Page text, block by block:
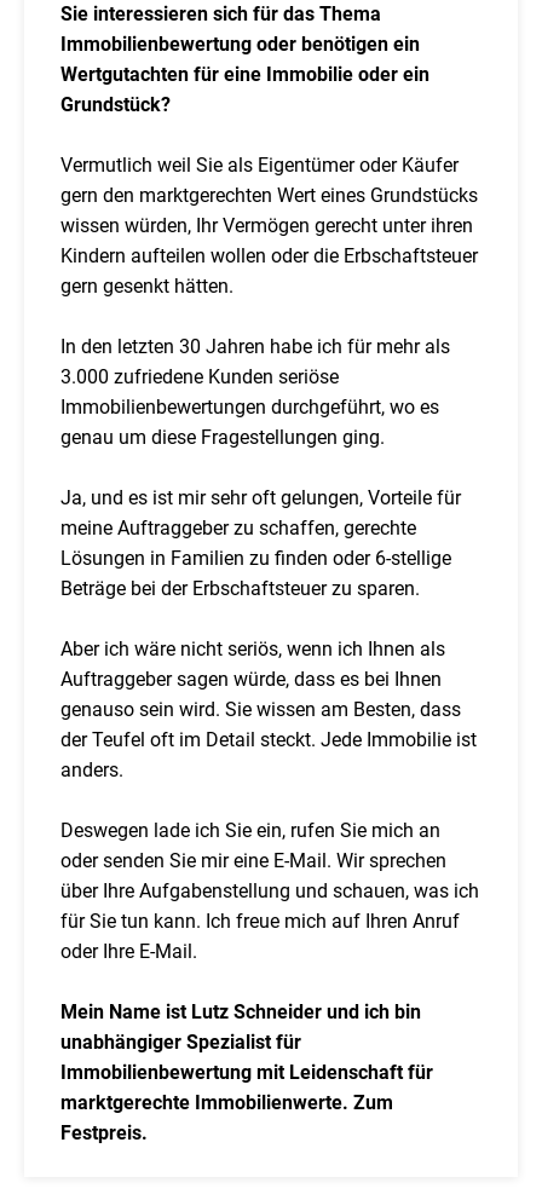
Sie interessieren sich für das Thema
Immobilienbewertung oder benötigen ein
Wertgutachten für eine Immobilie oder ein
Grundstück?
Vermutlich weil Sie als Eigentümer oder Käufer
gern den marktgerechten Wert eines Grundstücks
wissen würden, Ihr Vermögen gerecht unter ihren
Kindern aufteilen wollen oder die Erbschaftsteuer
gern gesenkt hätten.
In den letzten 30 Jahren habe ich für mehr als
3.000 zufriedene Kunden seriöse
Immobilienbewertungen durchgeführt, wo es
genau um diese Fragestellungen ging.
Ja, und es ist mir sehr oft gelungen, Vorteile für
meine Auftraggeber zu schaffen, gerechte
Lösungen in Familien zu finden oder 6-stellige
Beträge bei der Erbschaftsteuer zu sparen.
Aber ich wäre nicht seriös, wenn ich Ihnen als
Auftraggeber sagen würde, dass es bei Ihnen
genauso sein wird. Sie wissen am Besten, dass
der Teufel oft im Detail steckt. Jede Immobilie ist
anders.
Deswegen lade ich Sie ein, rufen Sie mich an
oder senden Sie mir eine E-Mail. Wir sprechen
über Ihre Aufgabenstellung und schauen, was ich
für Sie tun kann. Ich freue mich auf Ihren Anruf
oder Ihre E-Mail.
Mein Name ist Lutz Schneider und ich bin
unabhängiger Spezialist für
Immobilienbewertung mit Leidenschaft für
marktgerechte Immobilienwerte. Zum
Festpreis.